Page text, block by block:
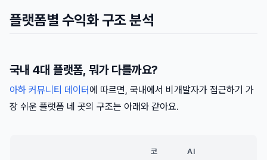
플랫폼별 수익화 구조 분석
국내 4대 플랫폼, 뭐가 다를까요?
아하 커뮤니티 데이터에 따르면, 국내에서 비개발자가 접근하기 가
장 쉬운 플랫폼 네 곳의 구조는 아래와 같아요.
코
AI